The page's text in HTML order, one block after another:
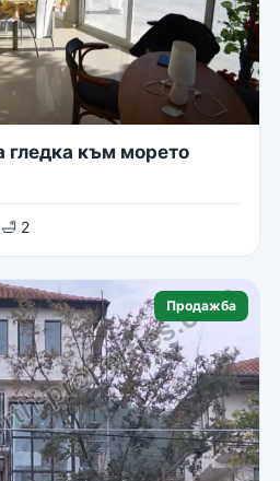
гледка към морето
🛁 2
Продажба